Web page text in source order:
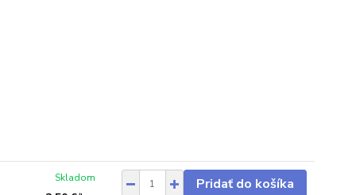
Skladom Pridať do košíka